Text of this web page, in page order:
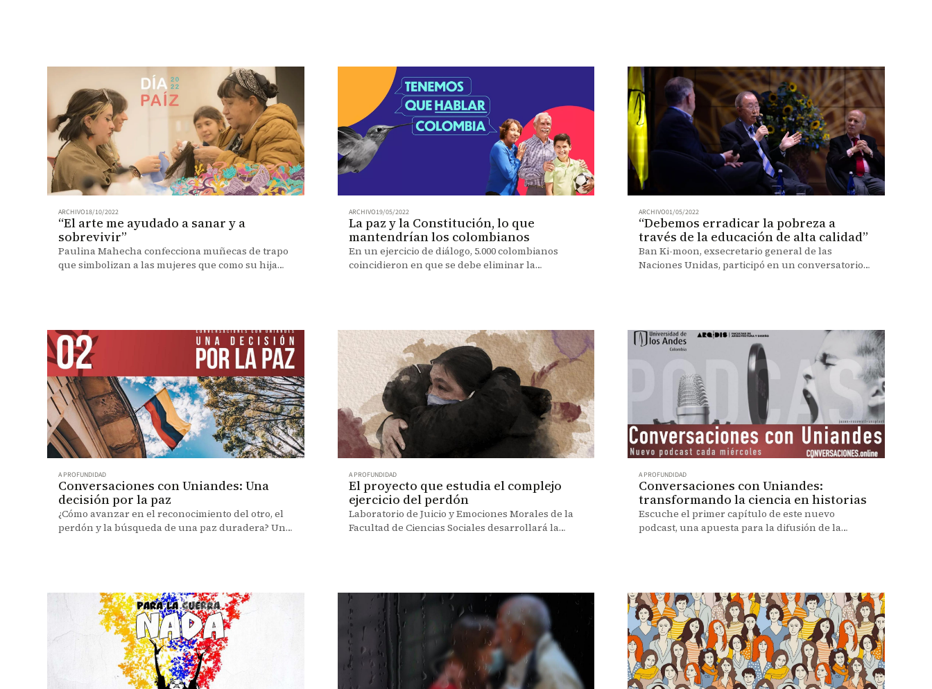
ARCHIVO18/10/2022
“El arte me ayudado a sanar y a
sobrevivir”
Paulina Mahecha confecciona muñecas de trapo
que simbolizan a las mujeres que como su hija
ARCHIVO19/05/2022
La paz y la Constitución, lo que
mantendrían los colombianos
En un ejercicio de diálogo, 5.000 colombianos
coincidieron en que se debe eliminar la
ARCHIVO01/05/2022
“Debemos erradicar la pobreza a
través de la educación de alta calidad”
Ban Ki-moon, exsecretario general de las
Naciones Unidas, participó en un conversatorio
A PROFUNDIDAD
Conversaciones con Uniandes: Una
decisión por la paz
¿Cómo avanzar en el reconocimiento del otro, el
perdón y la búsqueda de una paz duradera? Una
A PROFUNDIDAD
El proyecto que estudia el complejo
ejercicio del perdón
Laboratorio de Juicio y Emociones Morales de la
Facultad de Ciencias Sociales desarrollará la
A PROFUNDIDAD
Conversaciones con Uniandes:
transformando la ciencia en historias
Escuche el primer capítulo de este nuevo
podcast, una apuesta para la difusión de la